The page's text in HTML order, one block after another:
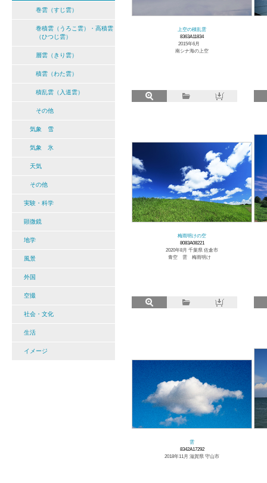
巻雲（すじ雲）
巻積雲（うろこ雲）・高積雲
（ひつじ雲）
層雲（きり雲）
積雲（わた雲）
積乱雲（入道雲）
その他
気象 雪
気象 氷
天気
その他
実験・科学
顕微鏡
地学
風景
外国
空撮
社会・文化
生活
イメージ
上空の積乱雲
8363A11834
2015年6月
南シナ海の上空
梅雨明けの空
8083A08221
2020年8月 千葉県 佐倉市
青空 雲 梅雨明け
雲
8342A17292
2018年11月 滋賀県 守山市